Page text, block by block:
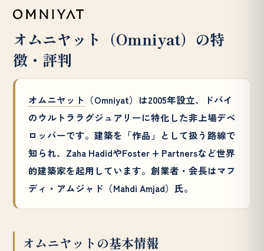
オムニヤット（Omniyat）の特
徴・評判
オムニヤット （Omniyat）は2005年設立、ドバイ
のウルトララグジュアリーに特化した非上場デベ
ロッパーです。建築を「作品」として扱う路線で
知られ、Zaha HadidやFoster + Partnersなど世界
的建築家を起用しています。創業者・会長はマフ
ディ・アムジャド（Mahdi Amjad）氏。
オムニヤットの基本情報